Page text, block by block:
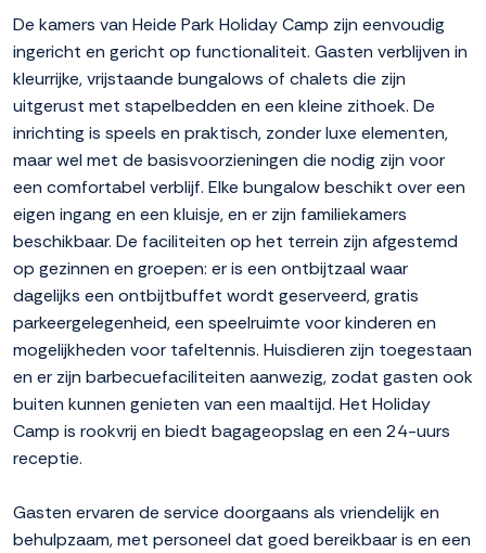
De kamers van Heide Park Holiday Camp zijn eenvoudig
ingericht en gericht op functionaliteit. Gasten verblijven in
kleurrijke, vrijstaande bungalows of chalets die zijn
uitgerust met stapelbedden en een kleine zithoek. De
inrichting is speels en praktisch, zonder luxe elementen,
maar wel met de basisvoorzieningen die nodig zijn voor
een comfortabel verblijf. Elke bungalow beschikt over een
eigen ingang en een kluisje, en er zijn familiekamers
beschikbaar. De faciliteiten op het terrein zijn afgestemd
op gezinnen en groepen: er is een ontbijtzaal waar
dagelijks een ontbijtbuffet wordt geserveerd, gratis
parkeergelegenheid, een speelruimte voor kinderen en
mogelijkheden voor tafeltennis. Huisdieren zijn toegestaan
en er zijn barbecuefaciliteiten aanwezig, zodat gasten ook
buiten kunnen genieten van een maaltijd. Het Holiday
Camp is rookvrij en biedt bagageopslag en een 24-uurs
receptie.
Gasten ervaren de service doorgaans als vriendelijk en
behulpzaam, met personeel dat goed bereikbaar is en een